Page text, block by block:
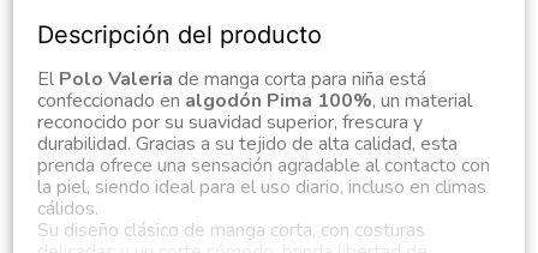
Descripción del producto
El Polo Valeria de manga corta para niña está
confeccionado en algodón Pima 100%, un material
reconocido por su suavidad superior, frescura y
durabilidad. Gracias a su tejido de alta calidad, esta
prenda ofrece una sensación agradable al contacto con
la piel, siendo ideal para el uso diario, incluso en climas
cálidos.
Su diseño clásico de manga corta, con costuras